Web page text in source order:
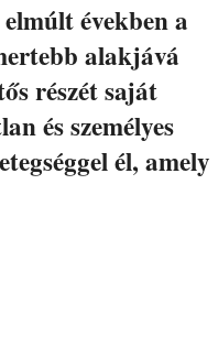
években a
alakjává
részét saját
és személyes
él, amely